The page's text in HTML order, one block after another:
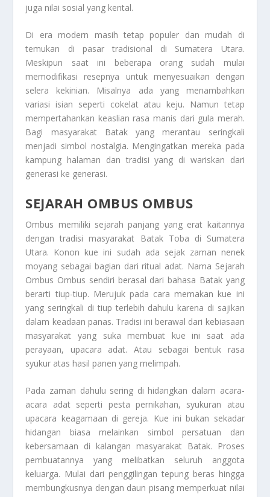
juga nilai sosial yang kental.
Di era modern masih tetap populer dan mudah di
temukan di pasar tradisional di Sumatera Utara.
Meskipun saat ini beberapa orang sudah mulai
memodifikasi resepnya untuk menyesuaikan dengan
selera kekinian. Misalnya ada yang menambahkan
variasi isian seperti cokelat atau keju. Namun tetap
mempertahankan keaslian rasa manis dari gula merah.
Bagi masyarakat Batak yang merantau seringkali
menjadi simbol nostalgia. Mengingatkan mereka pada
kampung halaman dan tradisi yang di wariskan dari
generasi ke generasi.
SEJARAH OMBUS OMBUS
Ombus memiliki sejarah panjang yang erat kaitannya
dengan tradisi masyarakat Batak Toba di Sumatera
Utara. Konon kue ini sudah ada sejak zaman nenek
moyang sebagai bagian dari ritual adat. Nama Sejarah
Ombus Ombus sendiri berasal dari bahasa Batak yang
berarti tiup-tiup. Merujuk pada cara memakan kue ini
yang seringkali di tiup terlebih dahulu karena di sajikan
dalam keadaan panas. Tradisi ini berawal dari kebiasaan
masyarakat yang suka membuat kue ini saat ada
perayaan, upacara adat. Atau sebagai bentuk rasa
syukur atas hasil panen yang melimpah.
Pada zaman dahulu sering di hidangkan dalam acara-
acara adat seperti pesta pernikahan, syukuran atau
upacara keagamaan di gereja. Kue ini bukan sekadar
hidangan biasa melainkan simbol persatuan dan
kebersamaan di kalangan masyarakat Batak. Proses
pembuatannya yang melibatkan seluruh anggota
keluarga. Mulai dari penggilingan tepung beras hingga
membungkusnya dengan daun pisang memperkuat nilai